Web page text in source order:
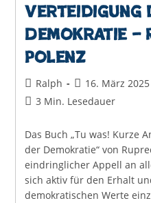
Verteidigung
Demokratie –
Polenz
Beitrags-
Autor:
Ralph
Beitrag
veröffentlicht:
16. März 2025
Lesedauer:
3 Min. Lesedauer
Das Buch „Tu was! Kurze
der Demokratie“ von
eindringlicher Appell an
sich aktiv für den Erhalt
demokratischen Werte